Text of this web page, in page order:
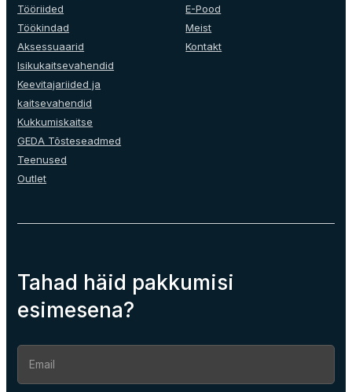
chosen
on
the
product
page
Tööriided
Töökindad
Aksessuaarid
Isikukaitsevahendid
Keevitajariided ja
kaitsevahendid
Kukkumiskaitse
GEDA Tõsteseadmed
Teenused
Outlet
E-Pood
Meist
Kontakt
Tahad häid pakkumisi
esimesena?
Section